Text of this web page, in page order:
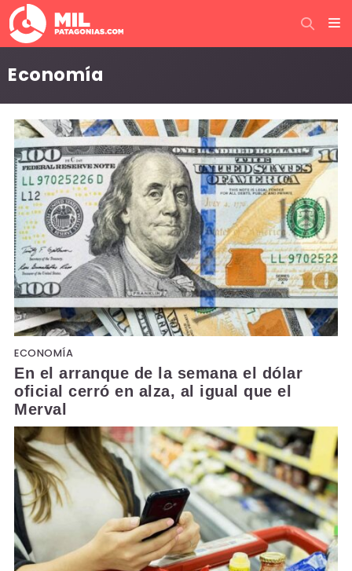
Economía
ECONOMÍA
En el arranque de la semana el dólar
oficial cerró en alza, al igual que el
Merval